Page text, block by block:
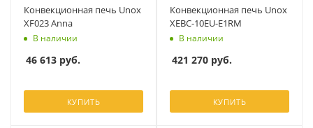
Конвекционная печь Unox
XF023 Anna
В наличии
46 613 руб.
КУПИТЬ
Конвекционная печь Unox
XEBC-10EU-E1RM
В наличии
421 270 руб.
КУПИТЬ